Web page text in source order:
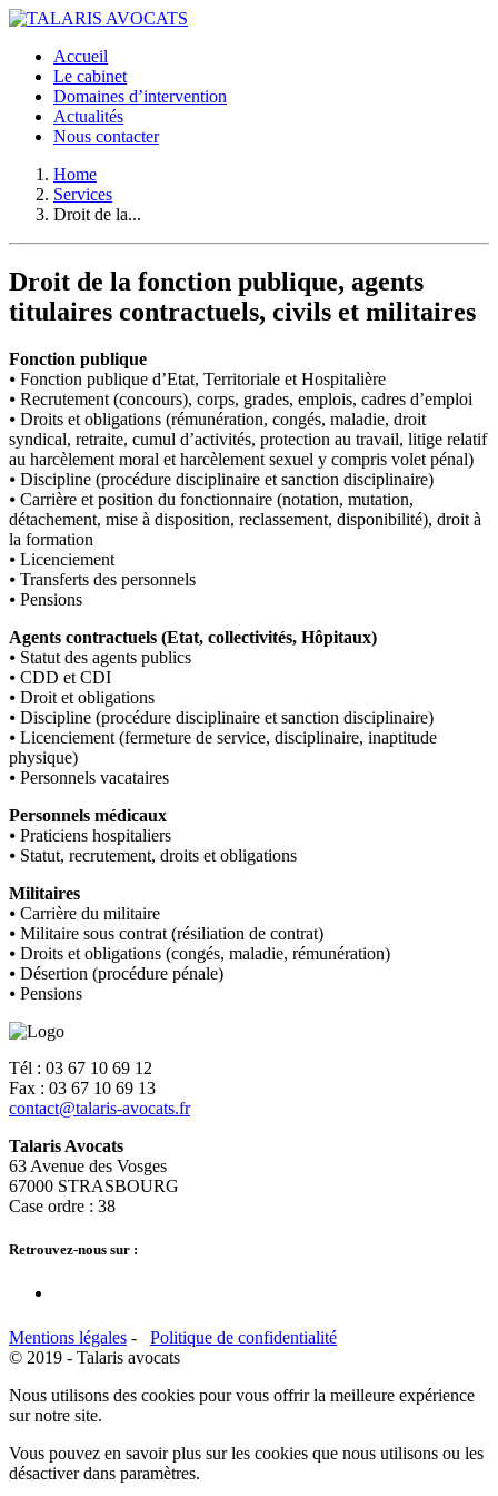
Accueil
Le cabinet
Domaines d’intervention
Actualités
Nous contacter
Home
Services
Droit de la...
Droit de la fonction publique, agents
titulaires contractuels, civils et militaires
Fonction publique
⦁ Fonction publique d’Etat, Territoriale et Hospitalière
⦁ Recrutement (concours), corps, grades, emplois, cadres d’emploi
⦁ Droits et obligations (rémunération, congés, maladie, droit
syndical, retraite, cumul d’activités, protection au travail, litige relatif
au harcèlement moral et harcèlement sexuel y compris volet pénal)
⦁ Discipline (procédure disciplinaire et sanction disciplinaire)
⦁ Carrière et position du fonctionnaire (notation, mutation,
détachement, mise à disposition, reclassement, disponibilité), droit à
la formation
⦁ Licenciement
⦁ Transferts des personnels
⦁ Pensions
Agents contractuels (Etat, collectivités, Hôpitaux)
⦁ Statut des agents publics
⦁ CDD et CDI
⦁ Droit et obligations
⦁ Discipline (procédure disciplinaire et sanction disciplinaire)
⦁ Licenciement (fermeture de service, disciplinaire, inaptitude
physique)
⦁ Personnels vacataires
Personnels médicaux
⦁ Praticiens hospitaliers
⦁ Statut, recrutement, droits et obligations
Militaires
⦁ Carrière du militaire
⦁ Militaire sous contrat (résiliation de contrat)
⦁ Droits et obligations (congés, maladie, rémunération)
⦁ Désertion (procédure pénale)
⦁ Pensions
Tél : 03 67 10 69 12
Fax : 03 67 10 69 13
contact@talaris-avocats.fr
Talaris Avocats
63 Avenue des Vosges
67000 STRASBOURG
Case ordre : 38
Retrouvez-nous sur :
Mentions légales - Politique de confidentialité
© 2019 - Talaris avocats
Nous utilisons des cookies pour vous offrir la meilleure expérience
sur notre site.
Vous pouvez en savoir plus sur les cookies que nous utilisons ou les
désactiver dans paramètres.